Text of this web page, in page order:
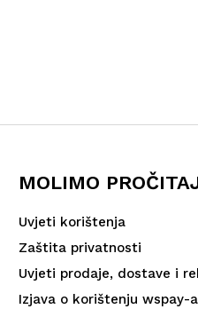
MOLIMO
Uvjeti korištenja
Zaštita privatnosti
Uvjeti prodaje, dostave i
Izjava o korištenju wspay-a